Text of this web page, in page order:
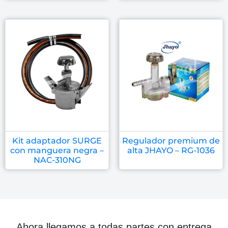
Kit adaptador SURGE
con manguera negra –
NAC-310NG
Regulador premium de
alta JHAYO – RG-1036